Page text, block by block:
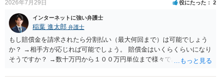
ですが、もし前者であれば、書類の再送要請にはあまり意味はなく、
一方、後者であるなら、夫を被告として提訴に至る可能性も考える必
要が出てきます。 あなたと夫との夫婦関係の状況（別居中なのか、夫
婦関係は良好なのか、あなたが夫へ嘘をついたのか等）がよくわから
ないところがあり、実際にどのような対応がベターなのかを正確に検
で弁護士へ直接相談するべきでしょう。
2026年7月29日 役にたった 2
インターネットに強い弁護士
稲葉 進太郎 弁護士
もし賠償金を請求されたら分割払い（最大何回まで）は可能でしょう
か？ →相手方が応じれば可能でしょう。 賠償金はいくらくらいになり
そうですか？ →数十万円から１００万円単位まで様々であり、不明で
渉が行われ、双方合意に至れば支払が開始され、決裂して相手方が訴